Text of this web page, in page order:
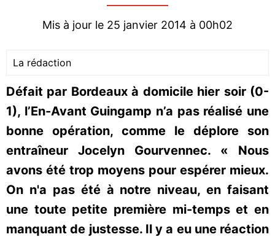
Mis à jour le 25 janvier 2014 à 00h02
La rédaction
Défait par Bordeaux à domicile hier soir (0-
1), l’En-Avant Guingamp n’a pas réalisé une
bonne opération, comme le déplore son
entraîneur Jocelyn Gourvennec. « Nous
avons été trop moyens pour espérer mieux.
On n'a pas été à notre niveau, en faisant
une toute petite première mi-temps et en
manquant de justesse. Il y a eu une réaction